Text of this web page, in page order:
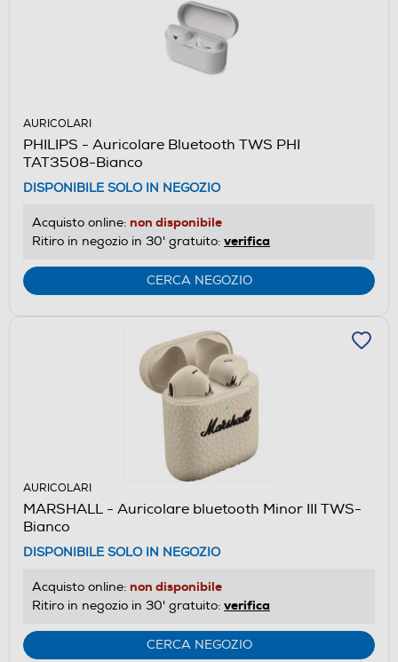
AURICOLARI
PHILIPS - Auricolare Bluetooth TWS PHI
TAT3508-Bianco
DISPONIBILE SOLO IN NEGOZIO
Acquisto online: non disponibile
Ritiro in negozio in 30' gratuito: verifica
CERCA NEGOZIO
AURICOLARI
MARSHALL - Auricolare bluetooth Minor III TWS-
Bianco
DISPONIBILE SOLO IN NEGOZIO
Acquisto online: non disponibile
Ritiro in negozio in 30' gratuito: verifica
CERCA NEGOZIO